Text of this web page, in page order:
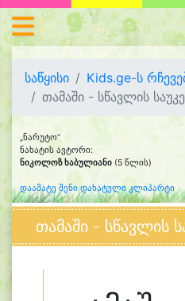
საწყისი
Kids.ge-ს
თამაში - სწავლის
„ნარუტო“
ნახატის ავტორი:
ნიკოლოზ ხაბულიანი (5 წლის)
დაამატე შენი დახატული კლიპარტი
თამაში - სწავლის